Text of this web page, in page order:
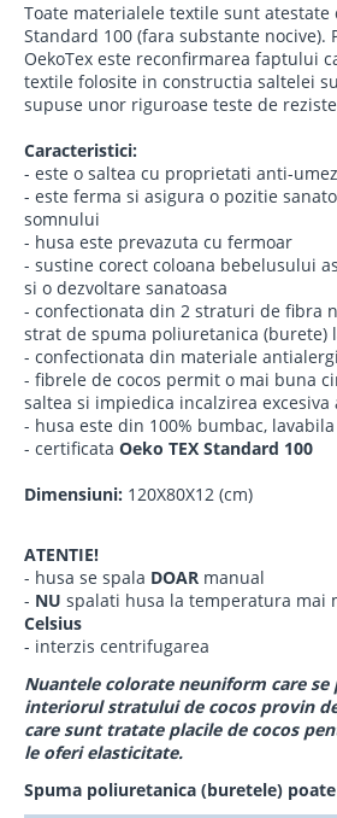
Toate materialele textile sunt atestate
Standard 100 (fara substante nocive).
OekoTex este reconfirmarea faptului
textile folosite in constructia saltelei
supuse unor riguroase teste de
Caracteristici:
- este o saltea cu proprietati anti-
- este ferma si asigura o pozitie
somnului
- husa este prevazuta cu fermoar
- sustine corect coloana bebelusului
si o dezvoltare sanatoasa
- confectionata din 2 straturi de fibra
strat de spuma poliuretanica (burete)
- confectionata din materiale
- fibrele de cocos permit o mai buna
saltea si impiedica incalzirea excesiva
- husa este din 100% bumbac,
- certificata Oeko TEX Standard 100
Dimensiuni: 120X80X12 (cm)
ATENTIE!
- husa se spala DOAR manual
- NU spalati husa la temperatura mai
Celsius
- interzis centrifugarea
Nuantele colorate neuniform care se
interiorul stratului de cocos provin
care sunt tratate placile de cocos
le oferi elasticitate.
Spuma poliuretanica (buretele)